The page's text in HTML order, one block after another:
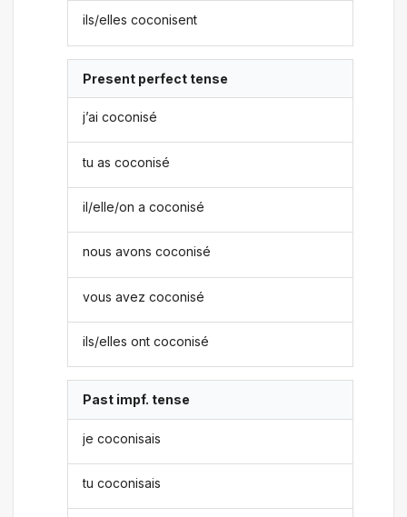
ils/elles coconisent
Present perfect tense
j’ai coconisé
tu as coconisé
il/elle/on a coconisé
nous avons coconisé
vous avez coconisé
ils/elles ont coconisé
Past impf. tense
je coconisais
tu coconisais